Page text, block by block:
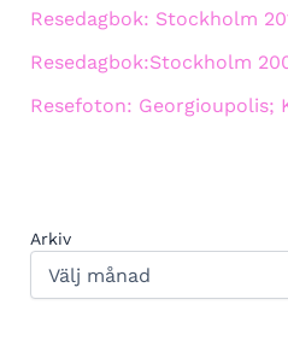
Resedagbok: Stockholm
Resedagbok:Stockholm
Resefoton: Georgioupolis;
Arkiv